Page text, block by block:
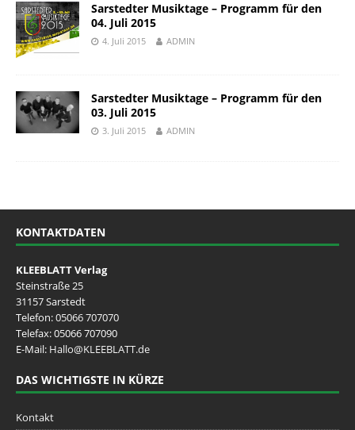
Sarstedter Musiktage – Programm für den
04. Juli 2015
4. Juli 2015 ADMIN
Sarstedter Musiktage – Programm für den
03. Juli 2015
3. Juli 2015 ADMIN
KONTAKTDATEN
KLEEBLATT Verlag
Steinstraße 25
31157 Sarstedt
Telefon:05066 707070
Telefax: 05066 707090
E-Mail: Hallo@KLEEBLATT.de
DAS WICHTIGSTE IN KÜRZE
Kontakt